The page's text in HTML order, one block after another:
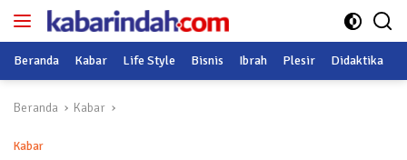
Langsung
Beranda Kabar Life Style Bisnis Ibrah Plesir Didaktika
Beranda Kabar
Kabar